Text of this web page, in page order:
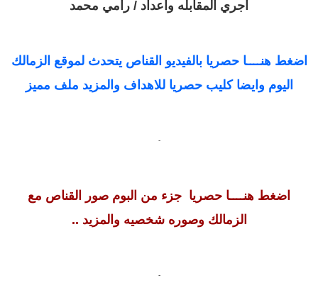
اجري المقابله واعداد / رامي محمد
اضغط هنــــا حصريا بالفيديو القناص يتحدث لموقع الزمالك
اليوم وايضا كليب حصريا للاهداف والمزيد ملف مميز
-
اضغط هنــــا حصريا جزء من البوم صور القناص مع
الزمالك وصوره شخصيه والمزيد ..
-